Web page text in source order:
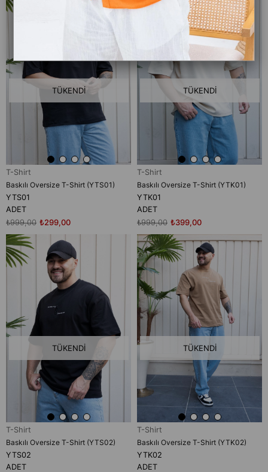
TÜKENDI
T-Shirt
Baskılı Oversize T-Shirt (YTS01)
YTS01
ADET
₺299,00
₺999,00
TÜKENDI
T-Shirt
Baskılı Oversize T-Shirt (YTK01)
YTK01
ADET
₺399,00
₺999,00
TÜKENDI
T-Shirt
Baskılı Oversize T-Shirt (YTS02)
YTS02
ADET
TÜKENDI
T-Shirt
Baskılı Oversize T-Shirt (YTK02)
YTK02
ADET